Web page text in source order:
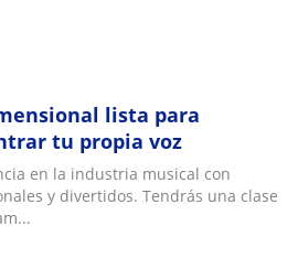
lista para
tu propia voz
en la industria musical con
y divertidos. Tendrás una clase